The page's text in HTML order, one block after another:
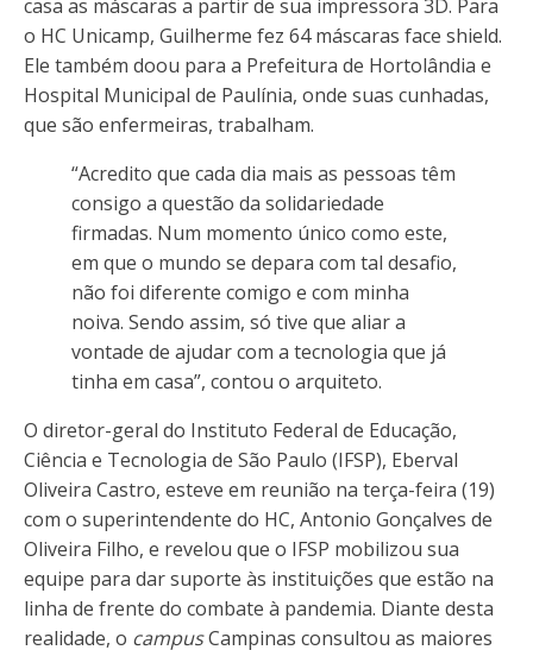
casa as máscaras a partir de sua impressora 3D. Para
o HC Unicamp, Guilherme fez 64 máscaras face shield.
Ele também doou para a Prefeitura de Hortolândia e
Hospital Municipal de Paulínia, onde suas cunhadas,
que são enfermeiras, trabalham.
“Acredito que cada dia mais as pessoas têm
consigo a questão da solidariedade
firmadas. Num momento único como este,
em que o mundo se depara com tal desafio,
não foi diferente comigo e com minha
noiva. Sendo assim, só tive que aliar a
vontade de ajudar com a tecnologia que já
tinha em casa”, contou o arquiteto.
O diretor-geral do Instituto Federal de Educação,
Ciência e Tecnologia de São Paulo (IFSP), Eberval
Oliveira Castro, esteve em reunião na terça-feira (19)
com o superintendente do HC, Antonio Gonçalves de
Oliveira Filho, e revelou que o IFSP mobilizou sua
equipe para dar suporte às instituições que estão na
linha de frente do combate à pandemia. Diante desta
realidade, o campusCampinas consultou as maiores